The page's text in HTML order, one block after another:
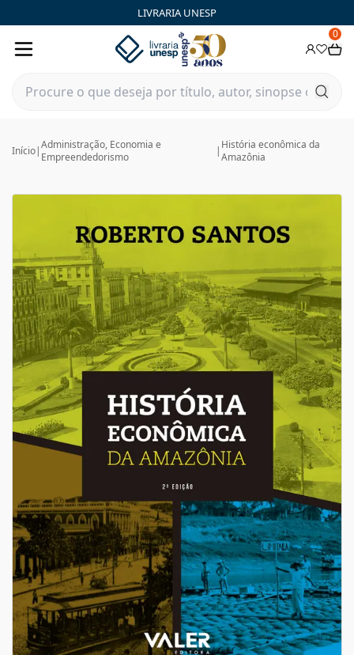
LIVRARIA UNESP
0
Início|Administração, Economia e
Empreendedorismo
| História econômica da
Amazônia